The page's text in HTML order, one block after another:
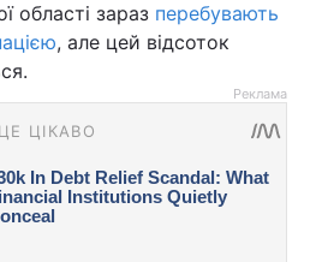
області зараз перебувають
, але цей відсоток
Реклама